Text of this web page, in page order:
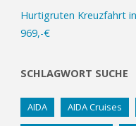
Hurtigruten Kreuzfahrt
969,-€
SCHLAGWORT SUCHE
AIDA AIDA Cruises